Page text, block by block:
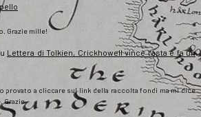
Grazie mille!
Lettera di Tolkien, Crickhowell vince l’asta e fa un
provato a cliccare sul link della raccolta fondi ma mi dice
Grazie